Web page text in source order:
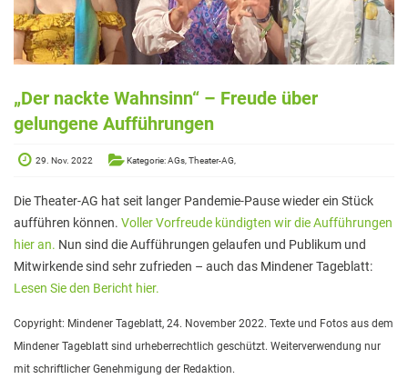
Schulsozialarbeit
Eltern
Elterninformationen
Mitwirkung am Schulleben
Schulkonferenz
Kopf hoch! – Beratung für Eltern
Lehrer*innen
Lehrkräfte
Unterrichtszeiten
„Der nackte Wahnsinn“ – Freude über
gelungene Aufführungen
29. Nov. 2022 Kategorie: AGs, Theater-AG,
Die Theater-AG hat seit langer Pandemie-Pause wieder ein Stück
aufführen können. Voller Vorfreude kündigten wir die Aufführungen
hier an. Nun sind die Aufführungen gelaufen und Publikum und
Mitwirkende sind sehr zufrieden – auch das Mindener Tageblatt:
Lesen Sie den Bericht hier.
Copyright: Mindener Tageblatt, 24. November 2022. Texte und Fotos aus dem
Mindener Tageblatt sind urheberrechtlich geschützt. Weiterverwendung nur
mit schriftlicher Genehmigung der Redaktion.